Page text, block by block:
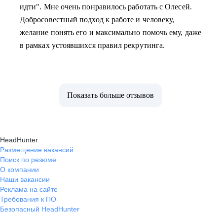
идти". Мне очень понравилось работать с Олесей.
Добросовестный подход к работе и человеку,
желание понять его и максимально помочь ему, даже
в рамках устоявшихся правил рекрутинга.
Показать больше отзывов
HeadHunter
Размещение вакансий
Поиск по резюме
О компании
Наши вакансии
Реклама на сайте
Требования к ПО
Безопасный HeadHunter